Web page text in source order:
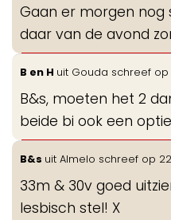
Gaan er morgen nog
daar van de avond
B en H uit Gouda schreef op
B&s, moeten het 2
beide bi ook een
B&s uit Almelo schreef op
33m & 30v goed
lesbisch stel! X